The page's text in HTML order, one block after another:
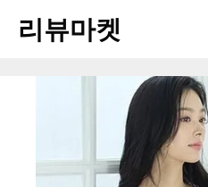
리뷰마켓